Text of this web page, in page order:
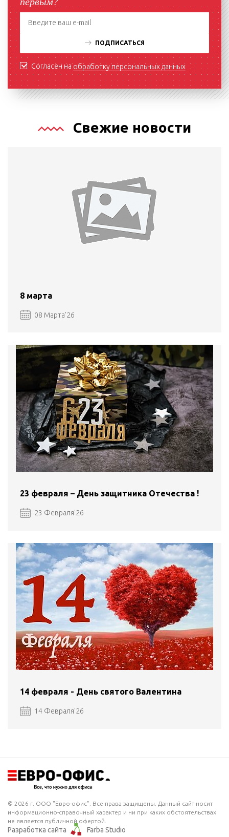
ПОДПИСАТЬСЯ
Согласен наобработку персональных данных
Свежие новости
8 марта
08 Марта'26
23 февраля – День защитника Отечества !
23 Февраля'26
14 февраля - День святого Валентина
14 Февраля'26
© 2026 г. ООО "Евро-офис". Все права защищены. Данный сайт носит
информационно-справочный характер и ни при каких обстоятельствах
не является публичной офертой.
Разработка сайта Farba Studio